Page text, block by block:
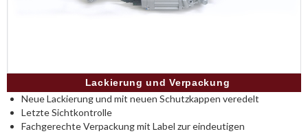
Lackierung und Verpackung
Neue Lackierung und mit neuen Schutzkappen veredelt
Letzte Sichtkontrolle
Fachgerechte Verpackung mit Label zur eindeutigen